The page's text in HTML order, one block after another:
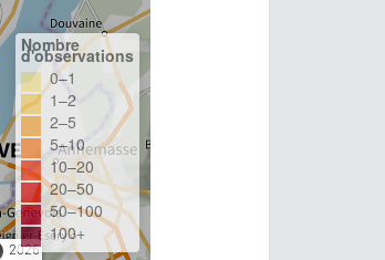
2026
Nombre
d'observations
0–1
1–2
2–5
5–10
10–20
20–50
50–100
100+